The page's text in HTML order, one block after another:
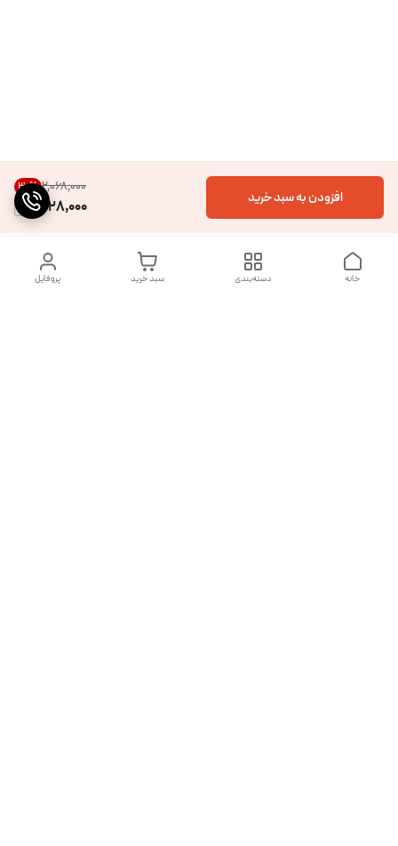
۲٬۰۶۸٬۰۰۰ 30%
1,428,000 افزودن به سبد خرید
پروفایل سبد خرید دسته‌بندی خانه